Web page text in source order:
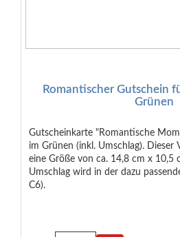
Romantischer Gutschein
Grünen
Gutscheinkarte "Romantische
im Grünen (inkl. Umschlag). Dieser
eine Größe von ca. 14,8 cm x 10,5
Umschlag wird in der dazu
C6).